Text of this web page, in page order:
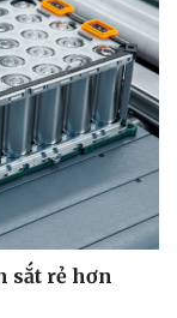
sắt rẻ hơn